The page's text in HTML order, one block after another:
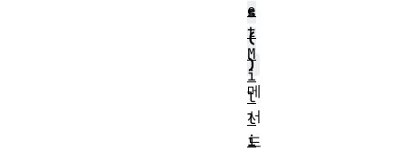
s
(
)
메
서
드
e
t
M
i
l
l
i